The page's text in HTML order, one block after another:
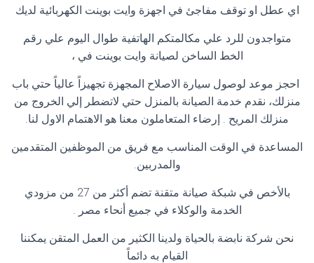
اي عطل او توقف مفاجئ في اجهزة وايت بوينت الكهربائية لديك
متواجدون للرد علي مكالمتكم الهاتفية طوال اليوم علي رقم
الخط الساخن لصيانة وايت بوينت في ،
احجز موعد لوصول سيارة الاصلاح المجهزة تجهيزاً عالياً حتي باب
منزلك، نقدم خدمة الصيانة بالمنزل حتي لاتضطر إلي الخروج من
منزلك المريح . إرضاء المتعاملون معنا هو الاهتمام الاول لنا.
المساعدة في الوقت المناسب مع فريق من الموظفين المتقدمين
والمدربين.
بالأخص في شبكة صيانة متقنة تضم أكثر من 27 من مزودي
الخدمة والوكلاء في جميع أنحاء مصر .
نحن شركة نابضة بالحياة ولدينا الكثير من العمل المتقن يمكننا
القيام به دائماً